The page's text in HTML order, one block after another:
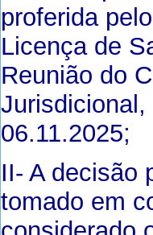
proferida
Licença de
Reunião do
06.11.2025;
II- A decisão
tomado em